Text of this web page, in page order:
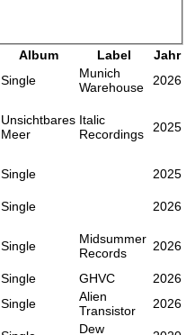
Album Label
Jahr
Single
Munich
Warehouse
2026
Unsichtbares
Meer
Italic
Recordings
2025
Single 2025
Single 2026
Single
Midsummer
Records
2026
Single GHVC
2026
Single
Alien
Transistor
2026
Dew